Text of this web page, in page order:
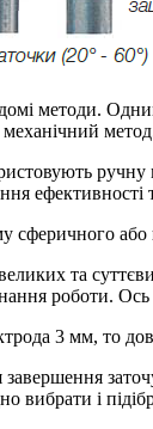
методи.
ручну
або
та
роботи.
3 мм, то
вибрати і